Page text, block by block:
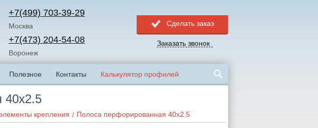
+7(499) 703-39-29
Москва
+7(473) 204-54-08
Воронеж
Сделать заказ
Заказать звонок
Полезное Контакты Калькулятор профилей
40x2.5
крепления Полоса перфорированная 40x2.5